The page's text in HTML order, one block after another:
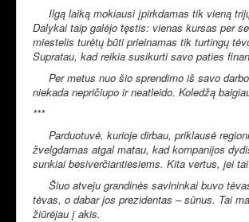
Ilgą laiką mokiausi įpirkdamas tik vieną trijų
Dalykai taip galėjo tęstis: vienas kursas per
miestelis turėtų būti prieinamas tik turtingų
Supratau, kad reikia susikurti savo paties
Per metus nuo šio sprendimo iš savo
niekada nepričiupo ir neatleido. Koledžą
***
Parduotuvė, kurioje dirbau, priklausė
žvelgdamas atgal matau, kad kompanijos
sunkiai besiverčiantiesiems. Kita vertus, jei
Šiuo atveju grandinės savininkai buvo
tėvas, o dabar jos prezidentas – sūnus. Tai
žiūrėjau į akis.